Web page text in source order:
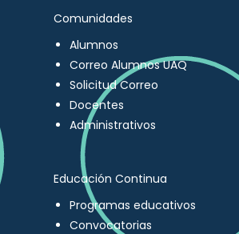
Comunidades
Alumnos
Correo Alumnos UAQ
Solicitud Correo
Docentes
Administrativos
Educación Continua
Programas educativos
Convocatorias